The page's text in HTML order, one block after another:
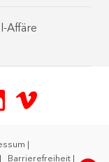
Affäre
Barrierefreiheit